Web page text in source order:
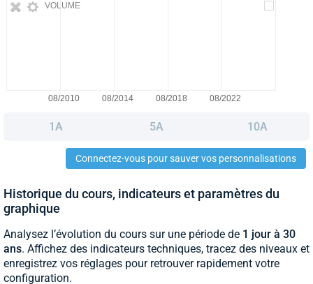
VOLUME
1A 5A 10A
Connectez-vous pour sauver vos personnalisations
Historique du cours, indicateurs et paramètres du
graphique
Analysez l’évolution du cours sur une période de 1 jour à 30
ans. Affichez des indicateurs techniques, tracez des niveaux et
enregistrez vos réglages pour retrouver rapidement votre
configuration.